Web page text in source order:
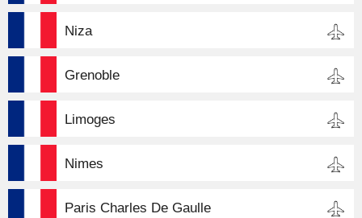
Niza
Grenoble
Limoges
Nimes
Paris Charles De Gaulle